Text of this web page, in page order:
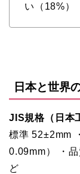
い（18%）
日本と世界
JIS規格（日本
標準 52±2mm
0.09mm） ・
ど